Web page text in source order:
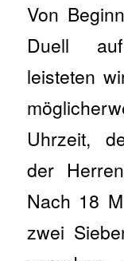
Von
Duell
leisteten
Uhrzeit,
der
Nach 18
zwei